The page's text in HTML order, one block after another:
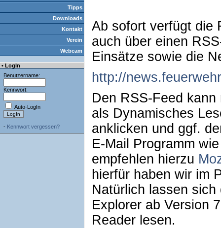
Tipps
Downloads
Kontakt
Verein
Webcam
• LogIn
Benutzername:
Kennwort:
Auto-LogIn
- Kennwort vergessen?
Ab sofort verfügt die
auch über einen
Einsätze sowie die
http://
Den RSS-Feed
als Dynamisches
anklicken und ggf.
E-Mail Programm
empfehlen hierzu
hierfür haben wir im
Natürlich lassen
Explorer ab Version
Reader lesen.